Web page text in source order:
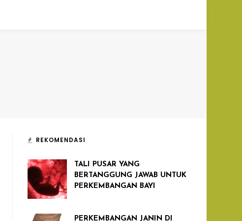
REKOMENDASI
TALI PUSAR YANG
BERTANGGUNG JAWAB UNTUK
PERKEMBANGAN BAYI
PERKEMBANGAN JANIN DI